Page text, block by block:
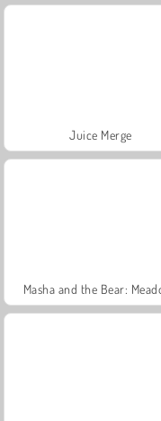
Juice Merge
Masha and the Bear: